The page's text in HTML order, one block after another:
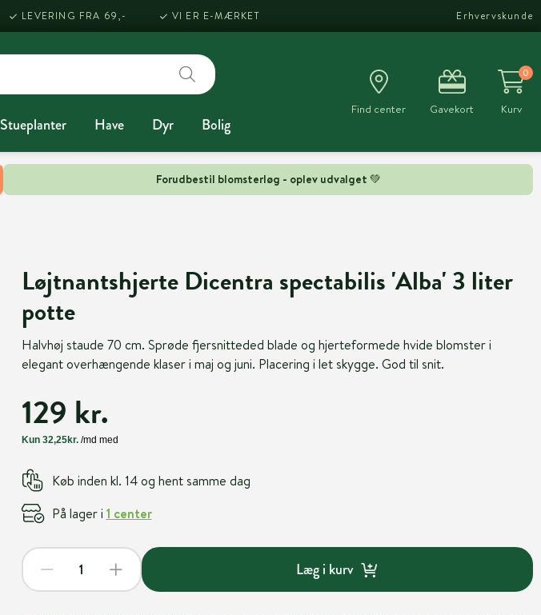
Forudbestil blomsterløg - oplev udvalget 💚
LEVERING FRA 69,- VI ER E-MÆRKET Erhvervskunde
Stueplanter Have Dyr Bolig
Find center Gavekort
0
Kurv
Løjtnantshjerte Dicentra spectabilis 'Alba' 3 liter
potte
Halvhøj staude 70 cm. Sprøde fjersnitteded blade og hjerteformede hvide blomster i
elegant overhængende klaser i maj og juni. Placering i let skygge. God til snit.
129 kr.
Køb inden kl. 14 og hent samme dag
På lager i 1 center
Læg i kurv